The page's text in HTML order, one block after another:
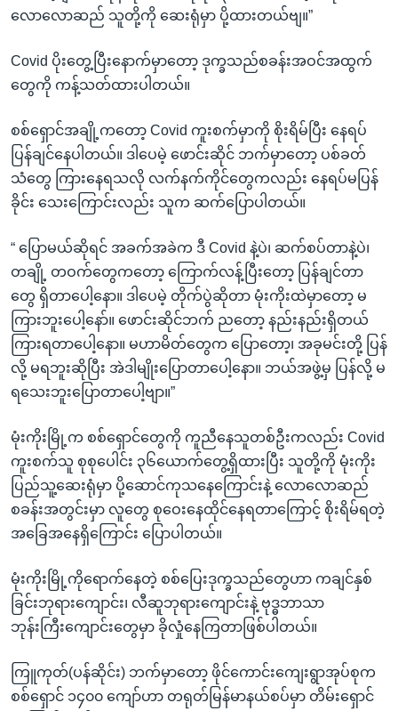
လောလောဆည် သူတို့ကို ဆေးရုံမှာ ပို့ထားတယ်ဗျ။”
Covid ပိုးတွေ့ပြီးနောက်မှာတော့ ဒုက္ခသည်စခန်းအဝင်အထွက်
တွေကို ကန့်သတ်ထားပါတယ်။
စစ်ရှောင်အချို့ကတော့ Covid ကူးစက်မှာကို စိုးရိမ်ပြီး နေရပ်
ပြန်ချင်နေပါတယ်။ ဒါပေမဲ့ ဖောင်းဆိုင် ဘက်မှာတော့ ပစ်ခတ်
သံတွေ ကြားနေရသလို လက်နက်ကိုင်တွေကလည်း နေရပ်မပြန်
ခိုင်း သေးကြောင်းလည်း သူက ဆက်ပြောပါတယ်။
“ ပြောမယ်ဆိုရင် အခက်အခဲက ဒီ Covid နဲ့ပဲ၊ ဆက်စပ်တာနဲ့ပဲ၊
တချို့ တဝက်တွေကတော့ ကြောက်လန့်ပြီးတော့ ပြန်ချင်တာ
တွေ ရှိတာပေါ့နော။ ဒါပေမဲ့ တိုက်ပွဲဆိုတာ မုံးကိုးထဲမှာတော့ မ
ကြားဘူးပေါ့နော်။ ဖောင်းဆိုင်ဘက် ညတော့ နည်းနည်းရှိတယ်
ကြားရတာပေါ့နော။ မဟာမိတ်တွေက ပြောတော့၊ အခုမင်းတို့ ပြန်
လို့ မရဘူးဆိုပြီး အဲဒါမျိုးပြောတာပေါ့နော။ ဘယ်အဖွဲ့မှ ပြန်လို့ မ
ရသေးဘူးပြောတာပေါ့ဗျာ။”
မုံးကိုးမြို့က စစ်ရှောင်တွေကို ကူညီနေသူတစ်ဦးကလည်း Covid
ကူးစက်သူ စုစုပေါင်း ၃၆ယောက်တွေ့ရှိထားပြီး သူတို့ကို မုံးကိုး
ပြည်သူ့ဆေးရုံမှာ ပို့ဆောင်ကုသနေကြောင်းနဲ့ လောလောဆည်
စခန်းအတွင်းမှာ လူတွေ စုဝေးနေထိုင်နေရတာကြောင့် စိုးရိမ်ရတဲ့
အခြေအနေရှိကြောင်း ပြောပါတယ်။
မုံးကိုးမြို့ကိုရောက်နေတဲ့ စစ်ပြေးဒုက္ခသည်တွေဟာ ကချင်နှစ်
ခြင်းဘုရားကျောင်း၊ လီဆူဘုရားကျောင်းနဲ့ ဗုဒ္ဓဘာသာ
ဘုန်းကြီးကျောင်းတွေမှာ ခိုလှုံနေကြတာဖြစ်ပါတယ်။
ကြူကုတ်(ပန်ဆိုင်း) ဘက်မှာတော့ ဖိုင်ကောင်းကျေးရွာအုပ်စုက
စစ်ရှောင် ၁၄၀၀ ကျော်ဟာ တရုတ်မြန်မာနယ်စပ်မှာ တိမ်းရှောင်